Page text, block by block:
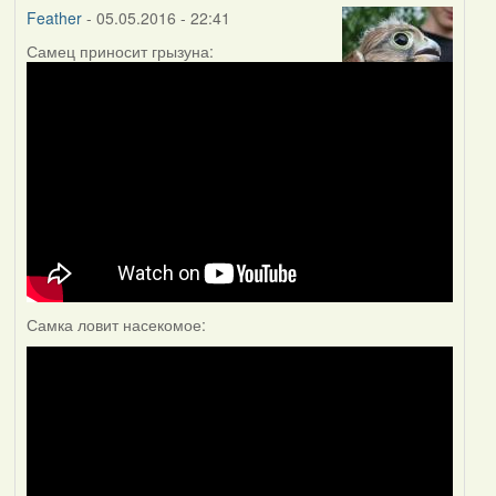
Feather- 05.05.2016 - 22:41
Самец приносит грызуна:
Самка ловит насекомое: